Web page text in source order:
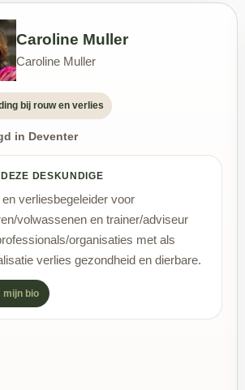
Caroline Muller
Caroline Muller
bij rouw en verlies
in Deventer
DESKUNDIGE
verliesbegeleider voor
volwassenen en trainer/adviseur
organisaties met als
verlies gezondheid en dierbare.
mijn bio